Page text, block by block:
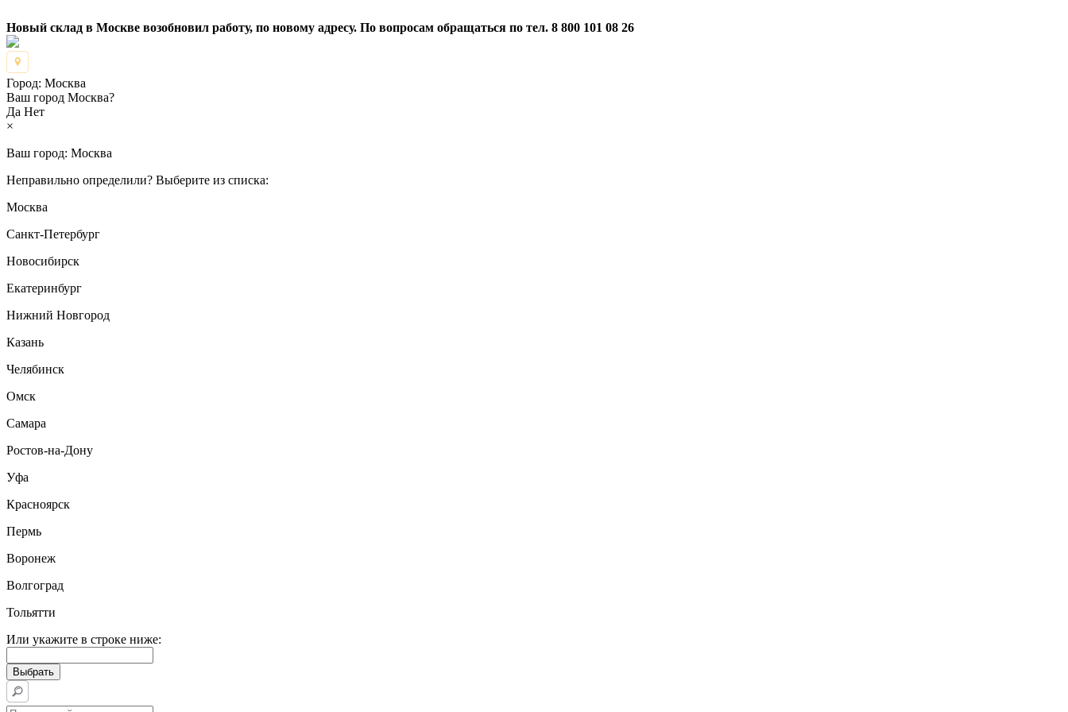
Новый склад в Москве возобновил работу, по новому адресу. По вопросам обращаться по тел. 8 800 101 08 26
Город: Москва
Ваш город Москва?
Да Нет
×
Ваш город: Москва
Неправильно определили? Выберите из списка:
Москва
Санкт-Петербург
Новосибирск
Екатеринбург
Нижний Новгород
Казань
Челябинск
Омск
Самара
Ростов-на-Дону
Уфа
Красноярск
Пермь
Воронеж
Волгоград
Тольятти
Или укажите в строке ниже: